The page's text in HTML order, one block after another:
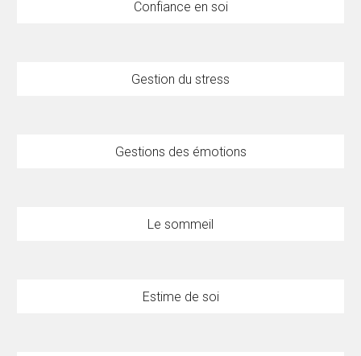
Confiance en soi
Gestion du stress
Gestions des émotions
Le sommeil
Estime de soi